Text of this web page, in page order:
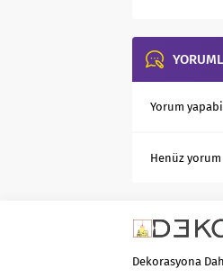
Yorum
Henüz
Dekorasyona